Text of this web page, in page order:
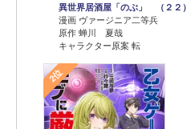
異世界居酒屋「のぶ」 （２２）
漫画 ヴァージニア二等兵
原作 蝉川 夏哉
キャラクター原案 転
2位